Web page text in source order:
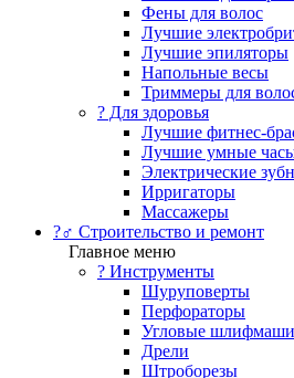
Фены для волос
Лучшие
Лучшие эпиляторы
Напольные весы
Триммеры для
? Для здоровья
Лучшие фитнес-
Лучшие умные
Электрические
Ирригаторы
Массажеры
?‍♂️ Строительство и ремонт
Главное меню
?️ Инструменты
Шуруповерты
Перфораторы
Угловые
Дрели
Штроборезы